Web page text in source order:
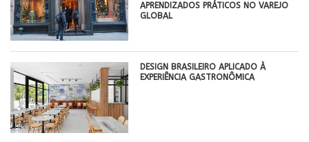
APRENDIZADOS PRÁTICOS NO VAREJO
GLOBAL
DESIGN BRASILEIRO APLICADO À
EXPERIÊNCIA GASTRONÔMICA